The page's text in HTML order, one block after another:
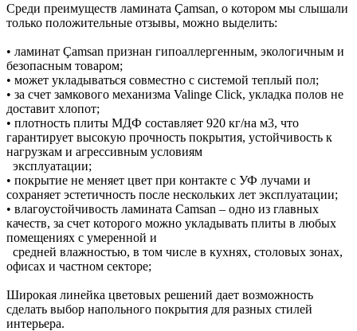
Среди преимуществ ламината Çamsan, о котором мы слышали
только положительные отзывы, можно выделить:
• ламинат Çamsan признан гипоаллергенным, экологичным и
безопасным товаром;
• может укладываться совместно с системой теплый пол;
• за счет замкового механизма Valinge Click, укладка полов не
доставит хлопот;
• плотность плиты МДФ составляет 920 кг/на м3, что
гарантирует высокую прочность покрытия, устойчивость к
нагрузкам и агрессивным условиям
эксплуатации;
• покрытие не меняет цвет при контакте с УФ лучами и
сохраняет эстетичность после нескольких лет эксплуатации;
• влагоустойчивость ламината Camsan – одно из главных
качеств, за счет которого можно укладывать плиты в любых
помещениях с умеренной и
средней влажностью, в том числе в кухнях, столовых зонах,
офисах и частном секторе;
Широкая линейка цветовых решений дает возможность
сделать выбор напольного покрытия для разных стилей
интерьера.